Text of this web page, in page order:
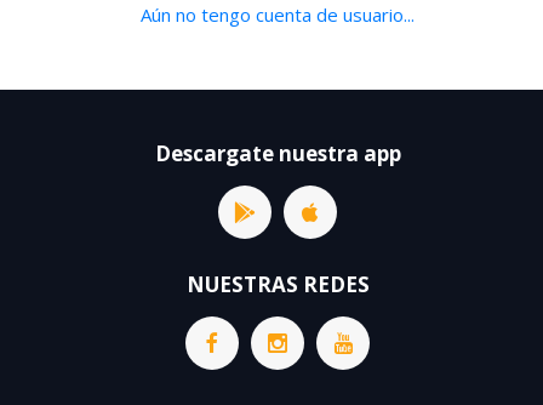
Aún no tengo cuenta de usuario...
Descargate nuestra app
NUESTRAS REDES